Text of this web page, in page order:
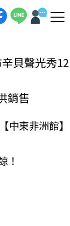
。
貝聲光秀12
銷售
中東非洲館】
！